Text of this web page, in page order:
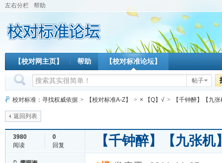
左右分栏 帮助
【校对网主页】 帮助 【校对标准论坛】
帖子
校对标准：寻找权威依据 > 【校对标准A-Z】 > × 【Q】√ > 【千钟醉】【九
返回列表
3980
阅读
0
回复
【千钟醉】【九张